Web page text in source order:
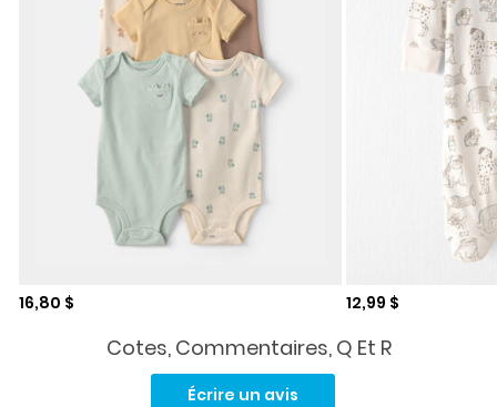
Prix de solde
16,80 $ Prix de solde
12,99 $
Cotes, Commentaires, Q Et R
Écrire un avis